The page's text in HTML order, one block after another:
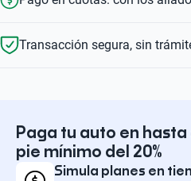
Transacción segura, sin
Paga tu auto en hasta
pie mínimo del 20%
Simula planes en